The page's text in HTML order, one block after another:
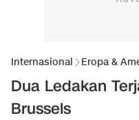
Internasional Eropa &
Dua Ledakan
Brussels